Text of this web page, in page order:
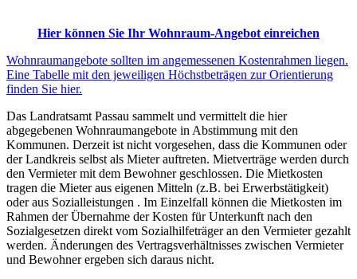
Hier können Sie Ihr Wohnraum-Angebot einreichen
Wohnraumangebote sollten im angemessenen Kostenrahmen liegen.
Eine Tabelle mit den jeweiligen Höchstbeträgen zur Orientierung
finden Sie hier.
Das Landratsamt Passau sammelt und vermittelt die hier
abgegebenen Wohnraumangebote in Abstimmung mit den
Kommunen. Derzeit ist nicht vorgesehen, dass die Kommunen oder
der Landkreis selbst als Mieter auftreten. Mietverträge werden durch
den Vermieter mit dem Bewohner geschlossen. Die Mietkosten
tragen die Mieter aus eigenen Mitteln (z.B. bei Erwerbstätigkeit)
oder aus Sozialleistungen . Im Einzelfall können die Mietkosten im
Rahmen der Übernahme der Kosten für Unterkunft nach den
Sozialgesetzen direkt vom Sozialhilfeträger an den Vermieter gezahlt
werden. Änderungen des Vertragsverhältnisses zwischen Vermieter
und Bewohner ergeben sich daraus nicht.